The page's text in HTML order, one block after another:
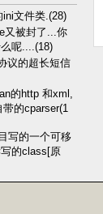
文件类.(28)
又被封了...你
呢....(18)
议的超长短信
的http 和xml,
的cparser(1
写的一个可移
的class[原